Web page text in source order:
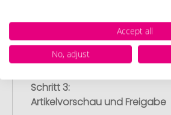
Schritt 3:
Artikelvorschau und Freigabe
Accept all
No, adjust